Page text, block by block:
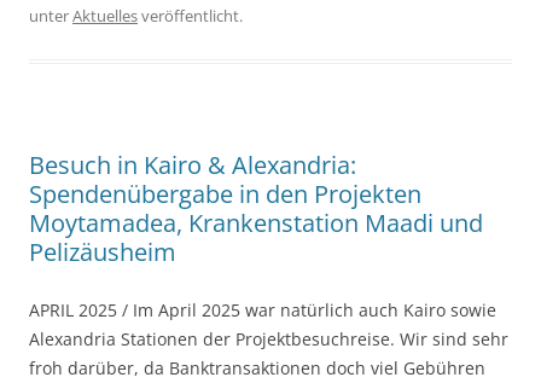
unterAktuellesveröffentlicht.
Besuch in Kairo & Alexandria:
Spendenübergabe in den Projekten
Moytamadea, Krankenstation Maadi und
Pelizäusheim
APRIL 2025 / Im April 2025 war natürlich auch Kairo sowie
Alexandria Stationen der Projektbesuchreise. Wir sind sehr
froh darüber, da Banktransaktionen doch viel Gebühren